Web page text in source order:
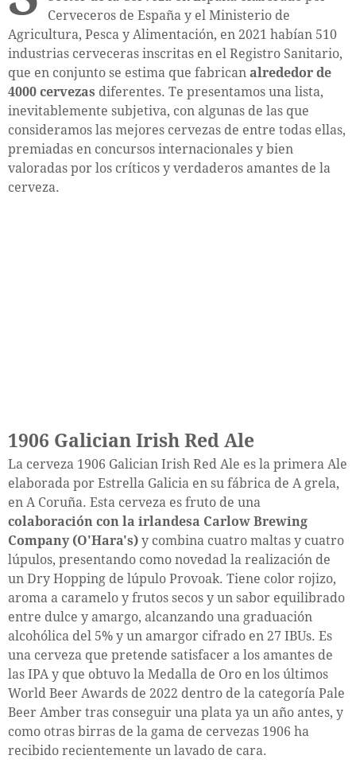
Cerveceros de España y el Ministerio de
Agricultura, Pesca y Alimentación, en 2021 habían 510
industrias cerveceras inscritas en el Registro Sanitario,
que en conjunto se estima que fabrican alrededor de
4000 cervezas diferentes. Te presentamos una lista,
inevitablemente subjetiva, con algunas de las que
consideramos las mejores cervezas de entre todas ellas,
premiadas en concursos internacionales y bien
valoradas por los críticos y verdaderos amantes de la
cerveza.
1906 Galician Irish Red Ale
La cerveza 1906 Galician Irish Red Ale es la primera Ale
elaborada por Estrella Galicia en su fábrica de A grela,
en A Coruña. Esta cerveza es fruto de una
colaboración con la irlandesa Carlow Brewing
Company (O'Hara's) y combina cuatro maltas y cuatro
lúpulos, presentando como novedad la realización de
un Dry Hopping de lúpulo Provoak. Tiene color rojizo,
aroma a caramelo y frutos secos y un sabor equilibrado
entre dulce y amargo, alcanzando una graduación
alcohólica del 5% y un amargor cifrado en 27 IBUs. Es
una cerveza que pretende satisfacer a los amantes de
las IPA y que obtuvo la Medalla de Oro en los últimos
World Beer Awards de 2022 dentro de la categoría Pale
Beer Amber tras conseguir una plata ya un año antes, y
como otras birras de la gama de cervezas 1906 ha
recibido recientemente un lavado de cara.